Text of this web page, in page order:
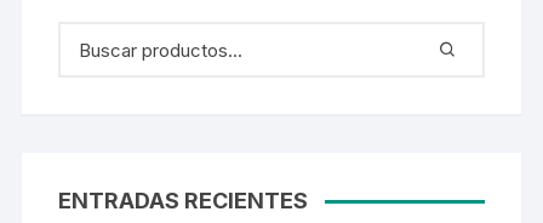
ENTRADAS RECIENTES